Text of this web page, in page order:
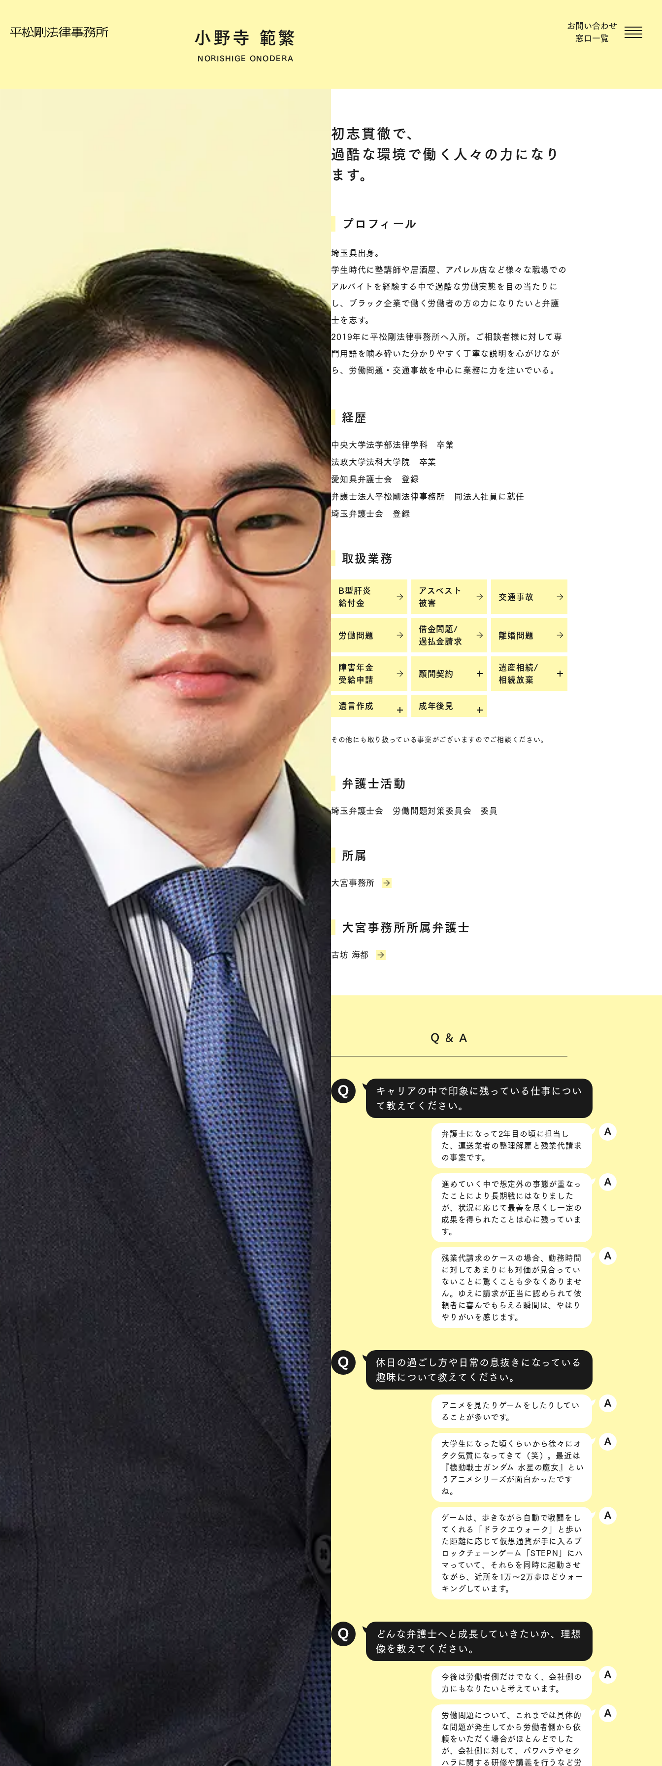
お問い合わせ
窓口一覧
小野寺 範繁
NORISHIGE ONODERA
初志貫徹で、
過酷な環境で働く人々の力になり
ます。
プロフィール
埼玉県出身。
学生時代に塾講師や居酒屋、アパレル店など様々な職場での
アルバイトを経験する中で過酷な労働実態を目の当たりに
し、ブラック企業で働く労働者の方の力になりたいと弁護
士を志す。
2019年に平松剛法律事務所へ入所。ご相談者様に対して専
門用語を噛み砕いた分かりやすく丁寧な説明を心がけなが
ら、労働問題・交通事故を中心に業務に力を注いでいる。
経歴
中央大学法学部法律学科 卒業
法政大学法科大学院 卒業
愛知県弁護士会 登録
弁護士法人平松剛法律事務所 同法人社員に就任
埼玉弁護士会 登録
取扱業務
B型肝炎
給付金
アスベスト
被害
交通事故
労働問題
借金問題/
過払金請求
離婚問題
障害年金
受給申請
顧問契約​
遺産相続/
相続放棄
遺言作成​ 成年後見
その他にも取り扱っている事案がございますのでご相談ください。​
弁護士活動
埼玉弁護士会 労働問題対策委員会 委員
所属
大宮事務所
大宮事務所所属弁護士​
古坊 海都
Q & A
キャリアの中で印象に残っている仕事につい
て教えてください。
弁護士になって2年目の頃に担当し
た、運送業者の整理解雇と残業代請求
の事案です。
進めていく中で想定外の事態が重なっ
たことにより長期戦にはなりました
が、状況に応じて最善を尽くし一定の
成果を得られたことは心に残っていま
す。
残業代請求のケースの場合、勤務時間
に対してあまりにも対価が見合ってい
ないことに驚くことも少なくありませ
ん。ゆえに請求が正当に認められて依
頼者に喜んでもらえる瞬間は、やはり
やりがいを感じます。
休日の過ごし方や日常の息抜きになっている
趣味について教えてください。
アニメを見たりゲームをしたりしてい
ることが多いです。
大学生になった頃くらいから徐々にオ
タク気質になってきて（笑）。最近は
『機動戦士ガンダム 水星の魔女』とい
うアニメシリーズが面白かったです
ね。
ゲームは、歩きながら自動で戦闘をし
てくれる「ドラクエウォーク」と歩い
た距離に応じて仮想通貨が手に入るブ
ロックチェーンゲーム「STEPN」にハ
マっていて、それらを同時に起動させ
ながら、近所を1万〜2万歩ほどウォー
キングしています。
どんな弁護士へと成長していきたいか、理想
像を教えてください。
今後は労働者側だけでなく、会社側の
力にもなりたいと考えています。
労働問題について、これまでは具体的
な問題が発生してから労働者側から依
頼をいただく場合がほとんどでした
が、会社側に対して、パワハラやセク
ハラに関する研修や講義を行うなど労